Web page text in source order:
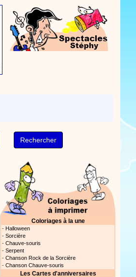
Coloriages à la une
- Halloween
- Sorcière
- Chauve-souris
- Serpent
- Chanson Rock de la Sorcière
- Chanson Chauve-souris
Les Cartes d'anniversaires